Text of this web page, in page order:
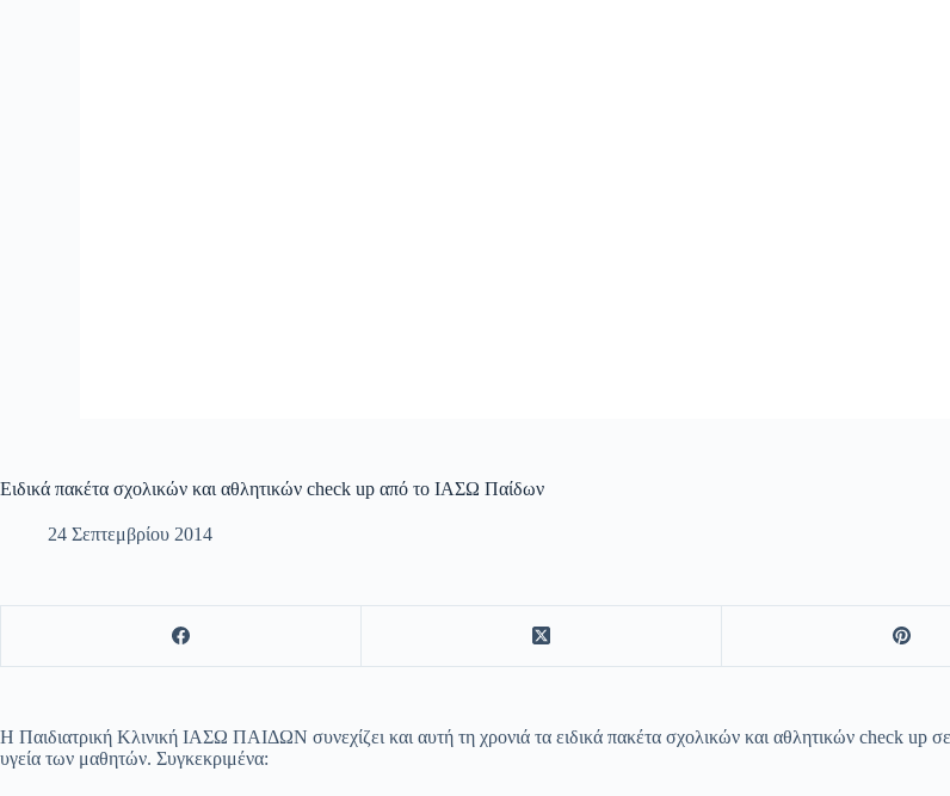
Ειδικά πακέτα σχολικών και αθλητικών check up από το ΙΑΣΩ Παίδων
24 Σεπτεμβρίου 2014
H Παιδιατρική Κλινική ΙΑΣΩ ΠΑΙΔΩΝ συνεχίζει και αυτή τη χρονιά τα ειδικά πακέτα σχολικών και αθλητικών check up
υγεία των μαθητών. Συγκεκριμένα: